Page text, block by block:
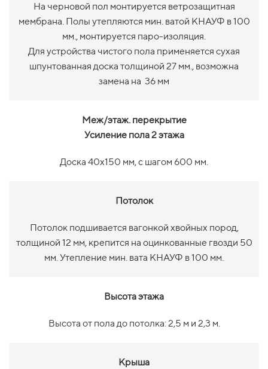
На черновой пол монтируется ветрозащитная
мембрана. Полы утепляются мин. ватой КНАУФ в 100
мм., монтируется паро-изоляция.
Для устройства чистого пола применяется сухая
шпунтованная доска толщиной 27 мм., возможна
замена на 36 мм
Меж/этаж. перекрытие
Усиление пола 2 этажа
Доска 40х150 мм, с шагом 600 мм.
Потолок
Потолок подшивается вагонкой хвойных пород,
толщиной 12 мм, крепится на оцинкованные гвозди 50
мм. Утепление мин. вата КНАУФ в 100 мм.
Высота этажа
Высота от пола до потолка: 2,5 м и 2,3 м.
Крыша